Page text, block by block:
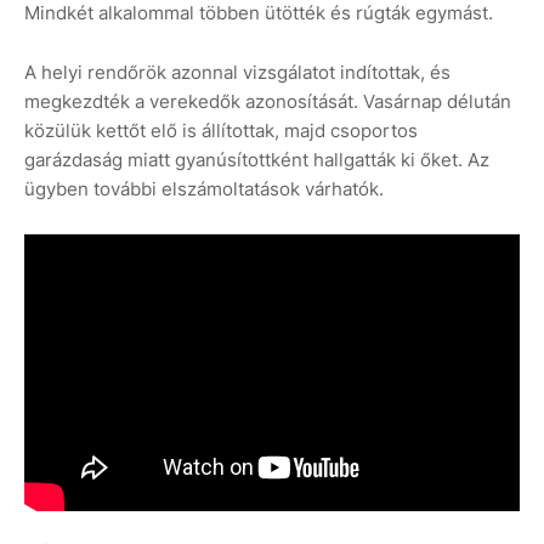
Mindkét alkalommal többen ütötték és rúgták egymást.
A helyi rendőrök azonnal vizsgálatot indítottak, és
megkezdték a verekedők azonosítását. Vasárnap délután
közülük kettőt elő is állítottak, majd csoportos
garázdaság miatt gyanúsítottként hallgatták ki őket. Az
ügyben további elszámoltatások várhatók.